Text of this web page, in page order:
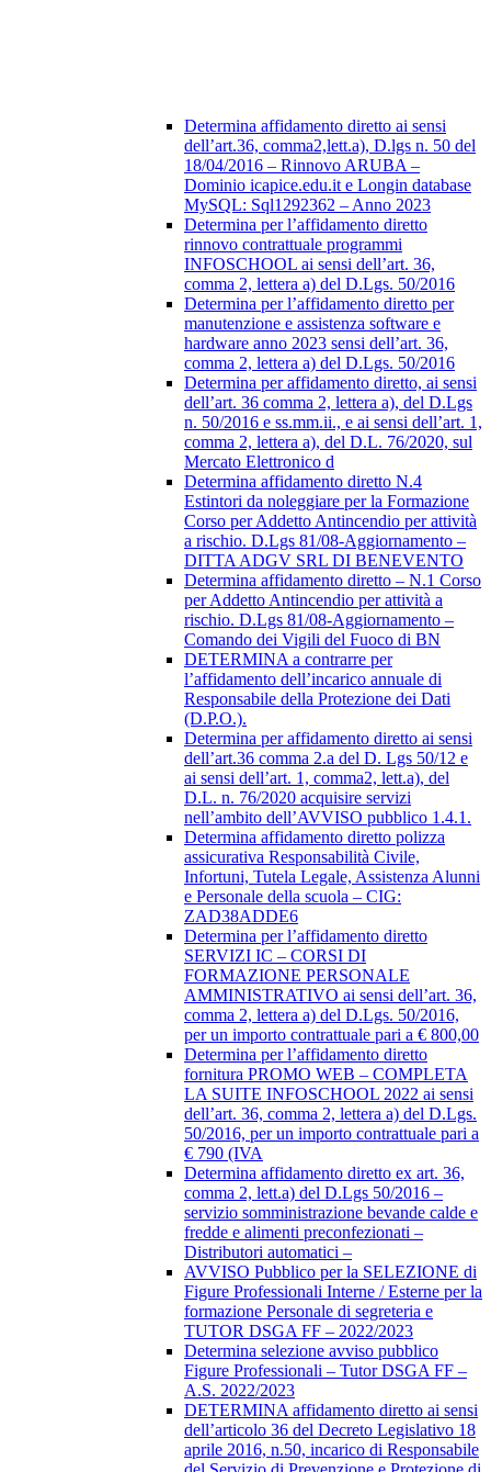
Determina affidamento diretto ai sensi
dell’art.36, comma2,lett.a), D.lgs n. 50 del
18/04/2016 – Rinnovo ARUBA –
Dominio icapice.edu.it e Longin database
MySQL: Sql1292362 – Anno 2023
Determina per l’affidamento diretto
rinnovo contrattuale programmi
INFOSCHOOL ai sensi dell’art. 36,
comma 2, lettera a) del D.Lgs. 50/2016
Determina per l’affidamento diretto per
manutenzione e assistenza software e
hardware anno 2023 sensi dell’art. 36,
comma 2, lettera a) del D.Lgs. 50/2016
Determina per affidamento diretto, ai sensi
dell’art. 36 comma 2, lettera a), del D.Lgs
n. 50/2016 e ss.mm.ii., e ai sensi dell’art. 1,
comma 2, lettera a), del D.L. 76/2020, sul
Mercato Elettronico d
Determina affidamento diretto N.4
Estintori da noleggiare per la Formazione
Corso per Addetto Antincendio per attività
a rischio. D.Lgs 81/08-Aggiornamento –
DITTA ADGV SRL DI BENEVENTO
Determina affidamento diretto – N.1 Corso
per Addetto Antincendio per attività a
rischio. D.Lgs 81/08-Aggiornamento –
Comando dei Vigili del Fuoco di BN
DETERMINA a contrarre per
l’affidamento dell’incarico annuale di
Responsabile della Protezione dei Dati
(D.P.O.).
Determina per affidamento diretto ai sensi
dell’art.36 comma 2.a del D. Lgs 50/12 e
ai sensi dell’art. 1, comma2, lett.a), del
D.L. n. 76/2020 acquisire servizi
nell’ambito dell’AVVISO pubblico 1.4.1.
Determina affidamento diretto polizza
assicurativa Responsabilità Civile,
Infortuni, Tutela Legale, Assistenza Alunni
e Personale della scuola – CIG:
ZAD38ADDE6
Determina per l’affidamento diretto
SERVIZI IC – CORSI DI
FORMAZIONE PERSONALE
AMMINISTRATIVO ai sensi dell’art. 36,
comma 2, lettera a) del D.Lgs. 50/2016,
per un importo contrattuale pari a € 800,00
Determina per l’affidamento diretto
fornitura PROMO WEB – COMPLETA
LA SUITE INFOSCHOOL 2022 ai sensi
dell’art. 36, comma 2, lettera a) del D.Lgs.
50/2016, per un importo contrattuale pari a
€ 790 (IVA
Determina affidamento diretto ex art. 36,
comma 2, lett.a) del D.Lgs 50/2016 –
servizio somministrazione bevande calde e
fredde e alimenti preconfezionati –
Distributori automatici –
AVVISO Pubblico per la SELEZIONE di
Figure Professionali Interne / Esterne per la
formazione Personale di segreteria e
TUTOR DSGA FF – 2022/2023
Determina selezione avviso pubblico
Figure Professionali – Tutor DSGA FF –
A.S. 2022/2023
DETERMINA affidamento diretto ai sensi
dell’articolo 36 del Decreto Legislativo 18
aprile 2016, n.50, incarico di Responsabile